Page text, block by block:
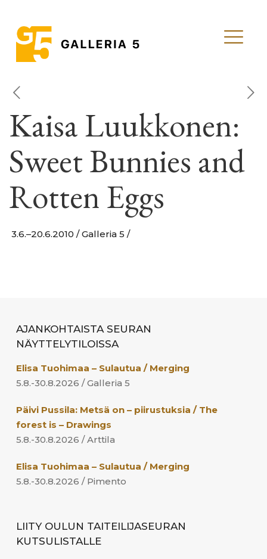
Kaisa Luukkonen:
Sweet Bunnies and
Rotten Eggs
3.6.–20.6.2010 / Galleria 5 /
AJANKOHTAISTA SEURAN
NÄYTTELYTILOISSA
Elisa Tuohimaa – Sulautua / Merging
5.8.-30.8.2026 / Galleria 5
Päivi Pussila: Metsä on – piirustuksia / The
forest is – Drawings
5.8.-30.8.2026 / Arttila
Elisa Tuohimaa – Sulautua / Merging
5.8.-30.8.2026 / Pimento
LIITY OULUN TAITEILIJASEURAN
KUTSULISTALLE